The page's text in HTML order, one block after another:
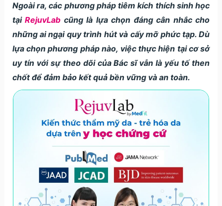
Ngoài ra, các phương pháp tiêm kích thích sinh học
tạiRejuvLab cũng là lựa chọn đáng cân nhắc cho
những ai ngại quy trình hút và cấy mỡ phức tạp. Dù
lựa chọn phương pháp nào, việc thực hiện tại cơ sở
uy tín với sự theo dõi của Bác sĩ vẫn là yếu tố then
chốt để đảm bảo kết quả bền vững và an toàn.